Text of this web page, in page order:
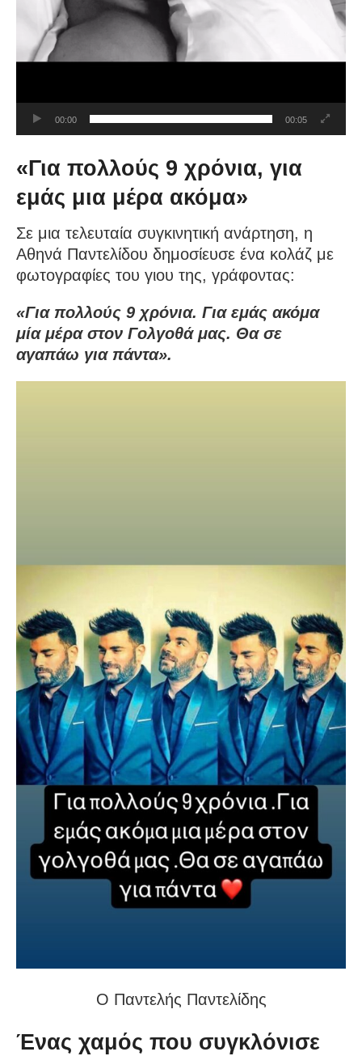
00:00 00:05
«Για πολλούς 9 χρόνια, για
εμάς μια μέρα ακόμα»
Σε μια τελευταία συγκινητική ανάρτηση, η
Αθηνά Παντελίδου δημοσίευσε ένα κολάζ με
φωτογραφίες του γιου της, γράφοντας:
«Για πολλούς 9 χρόνια. Για εμάς ακόμα
μία μέρα στον Γολγοθά μας. Θα σε
αγαπάω για πάντα».
Ο Παντελής Παντελίδης
Ένας χαμός που συγκλόνισε